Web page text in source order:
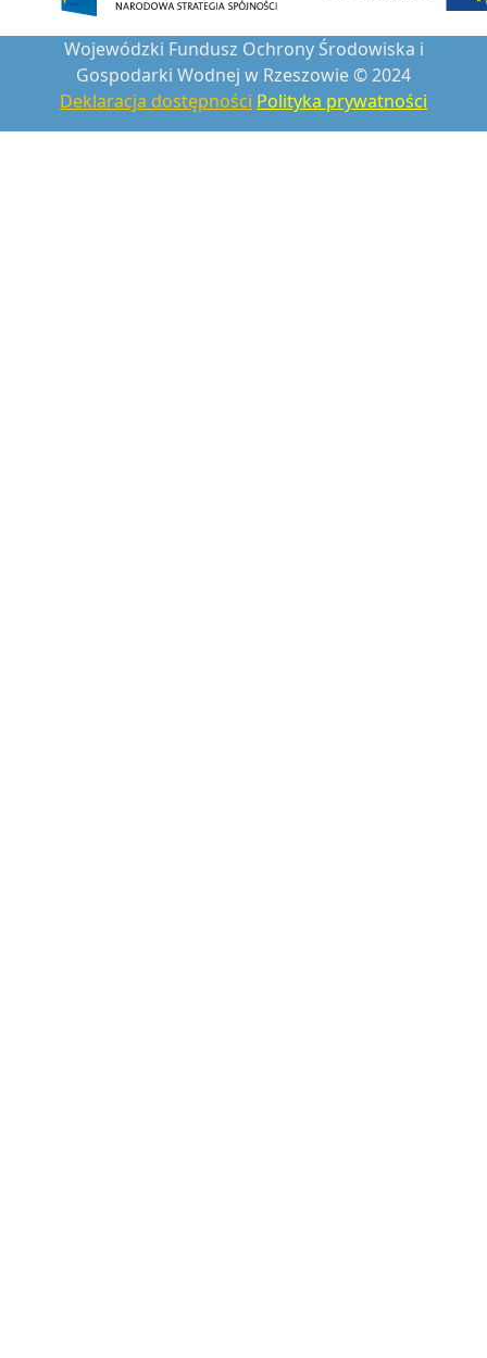
Wojewódzki Fundusz Ochrony Środowiska i
Gospodarki Wodnej w Rzeszowie © 2024
Deklaracja dostępności Polityka prywatności